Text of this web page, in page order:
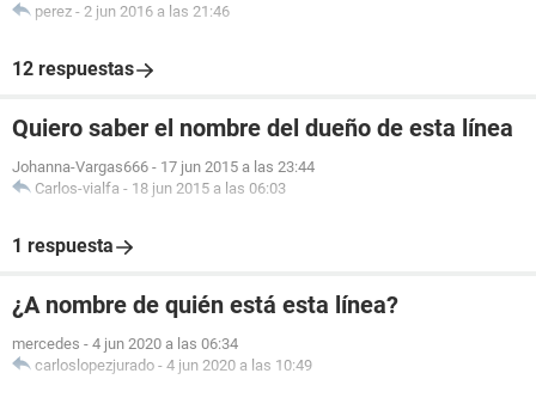
perez - 2 jun 2016 a las 21:46
12 respuestas
Quiero saber el nombre del dueño de esta línea
Johanna-Vargas666 - 17 jun 2015 a las 23:44
Carlos-vialfa - 18 jun 2015 a las 06:03
1 respuesta
¿A nombre de quién está esta línea?
mercedes - 4 jun 2020 a las 06:34
carloslopezjurado - 4 jun 2020 a las 10:49